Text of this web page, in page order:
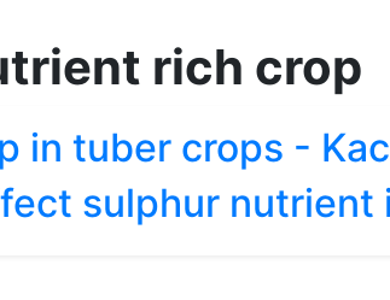
rich crop
in tuber crops -
sulphur nutrient